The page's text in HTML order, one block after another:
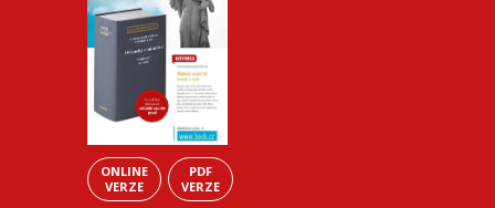
ONLINE
VERZE
PDF
VERZE